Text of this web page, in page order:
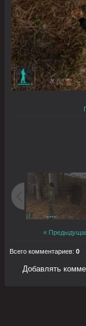
«
Всего комментариев: 0
Добавлять